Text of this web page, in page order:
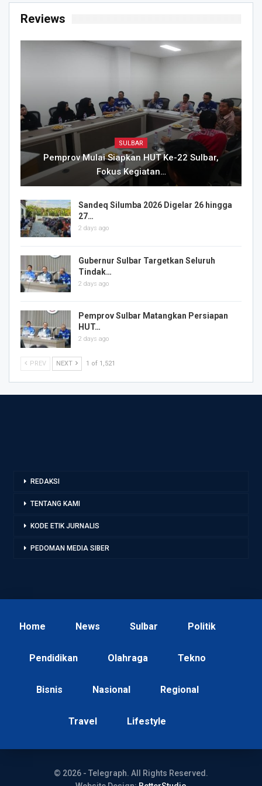
Reviews
SULBAR
Pemprov Mulai Siapkan HUT Ke-22 Sulbar,
Fokus Kegiatan…
Sandeq Silumba 2026 Digelar 26 hingga
27…
2 days ago
Gubernur Sulbar Targetkan Seluruh
Tindak…
2 days ago
Pemprov Sulbar Matangkan Persiapan
HUT…
2 days ago
PREV NEXT 1 of 1,521
REDAKSI
TENTANG KAMI
KODE ETIK JURNALIS
PEDOMAN MEDIA SIBER
Home News Sulbar Politik
Pendidikan Olahraga Tekno
Bisnis Nasional Regional
Travel Lifestyle
© 2026 - Telegraph. All Rights Reserved.